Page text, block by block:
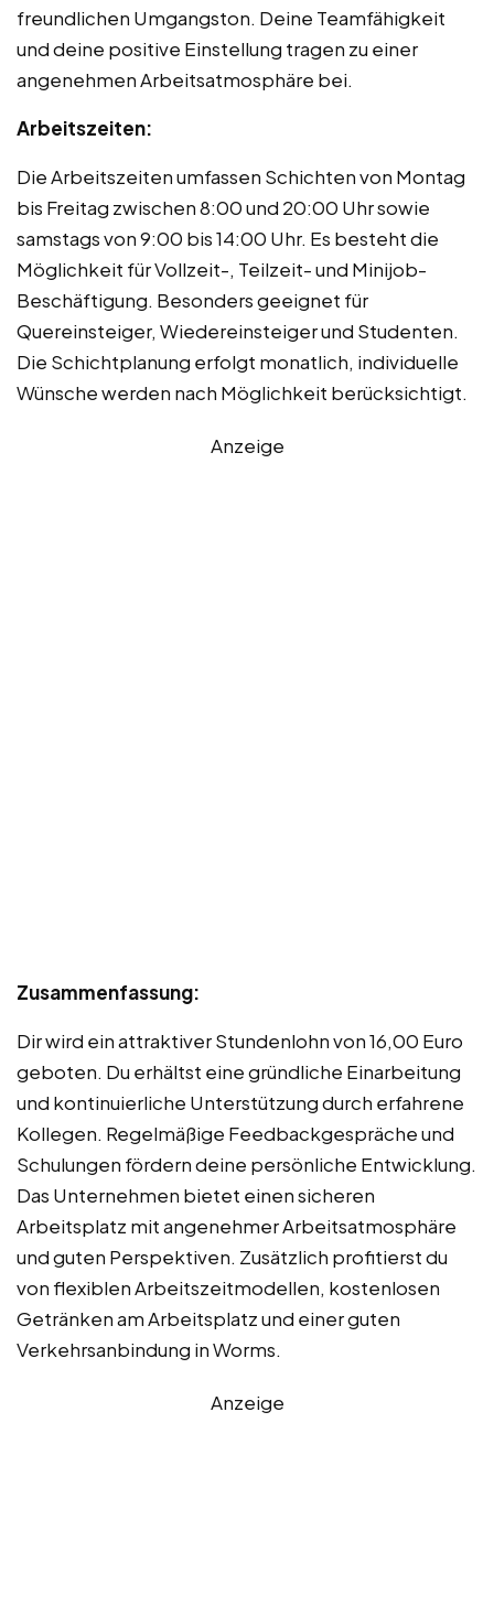
freundlichen Umgangston. Deine Teamfähigkeit
und deine positive Einstellung tragen zu einer
angenehmen Arbeitsatmosphäre bei.
Arbeitszeiten:
Die Arbeitszeiten umfassen Schichten von Montag
bis Freitag zwischen 8:00 und 20:00 Uhr sowie
samstags von 9:00 bis 14:00 Uhr. Es besteht die
Möglichkeit für Vollzeit-, Teilzeit- und Minijob-
Beschäftigung. Besonders geeignet für
Quereinsteiger, Wiedereinsteiger und Studenten.
Die Schichtplanung erfolgt monatlich, individuelle
Wünsche werden nach Möglichkeit berücksichtigt.
Anzeige
Zusammenfassung:
Dir wird ein attraktiver Stundenlohn von 16,00 Euro
geboten. Du erhältst eine gründliche Einarbeitung
und kontinuierliche Unterstützung durch erfahrene
Kollegen. Regelmäßige Feedbackgespräche und
Schulungen fördern deine persönliche Entwicklung.
Das Unternehmen bietet einen sicheren
Arbeitsplatz mit angenehmer Arbeitsatmosphäre
und guten Perspektiven. Zusätzlich profitierst du
von flexiblen Arbeitszeitmodellen, kostenlosen
Getränken am Arbeitsplatz und einer guten
Verkehrsanbindung in Worms.
Anzeige